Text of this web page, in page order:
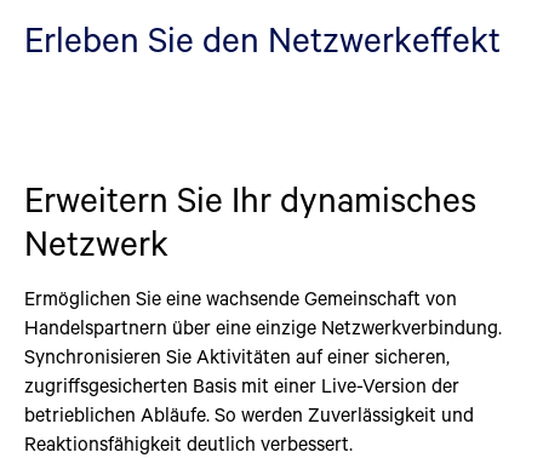
Erleben Sie den Netzwerkeffekt
Erweitern Sie Ihr dynamisches
Netzwerk
Ermöglichen Sie eine wachsende Gemeinschaft von
Handelspartnern über eine einzige Netzwerkverbindung.
Synchronisieren Sie Aktivitäten auf einer sicheren,
zugriffsgesicherten Basis mit einer Live-Version der
betrieblichen Abläufe. So werden Zuverlässigkeit und
Reaktionsfähigkeit deutlich verbessert.